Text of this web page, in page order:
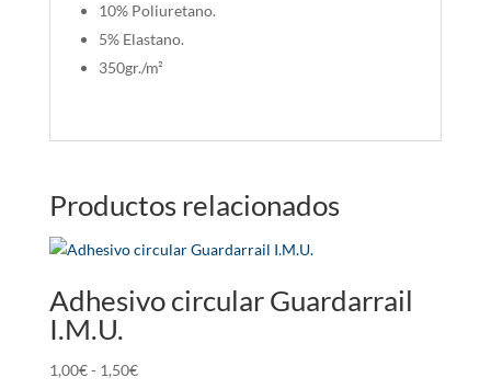
10% Poliuretano.
5% Elastano.
350gr./m²
Productos relacionados
Adhesivo circular Guardarrail
I.M.U.
1,00€- 1,50€Rango